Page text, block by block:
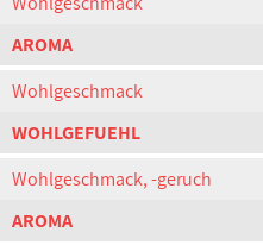
AROMA
Wohlgeschmack
WOHLGEFUEHL
Wohlgeschmack, -geruch
AROMA